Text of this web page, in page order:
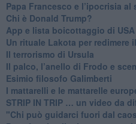
Papa Francesco e l’ipocrisia al
​Chi è Donald Trump?
App e lista boicottaggio di USA
​Un rituale Lakota per redimere
Il terrorismo di Ursula
​Il palco, l’anello di Frodo e
Esimio filosofo Galimberti
​I mattarelli e le mattarelle
​STRIP IN TRIP … un video da
"Chi può guidarci fuori dal